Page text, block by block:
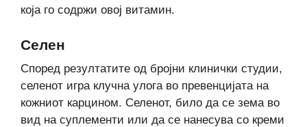
која го содржи овој витамин.
Селен
Според резултатите од бројни клинички студии,
селенот игра клучна улога во превенцијата на
кожниот карцином. Селенот, било да се зема во
вид на суплементи или да се нанесува со креми